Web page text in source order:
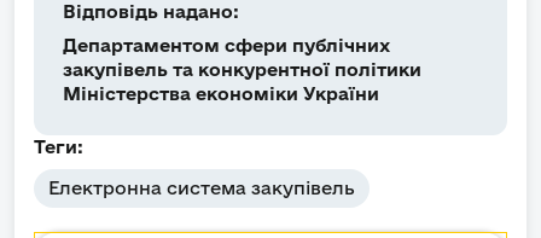
Відповідь надано:
Департаментом сфери публічних
закупівель та конкурентної політики
Міністерства економіки України
Теги:
Електронна система закупівель